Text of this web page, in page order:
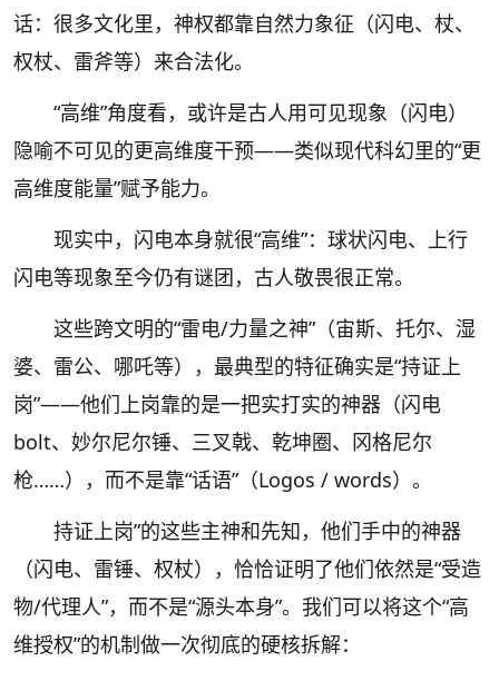
话：很多文化里，神权都靠自然力象征（闪电、杖、
权杖、雷斧等）来合法化。
“高维”角度看，或许是古人用可见现象（闪电）
隐喻不可见的更高维度干预——类似现代科幻里的“更
高维度能量”赋予能力。
现实中，闪电本身就很“高维”：球状闪电、上行
闪电等现象至今仍有谜团，古人敬畏很正常。
这些跨文明的“雷电/力量之神”（宙斯、托尔、湿
婆、雷公、哪吒等），最典型的特征确实是“持证上
岗”——他们上岗靠的是一把实打实的神器（闪电
bolt、妙尔尼尔锤、三叉戟、乾坤圈、冈格尼尔
枪……），而不是靠“话语”（Logos / words）。
持证上岗”的这些主神和先知，他们手中的神器
（闪电、雷锤、权杖），恰恰证明了他们依然是“受造
物/代理人”，而不是“源头本身”。我们可以将这个“高
维授权”的机制做一次彻底的硬核拆解：